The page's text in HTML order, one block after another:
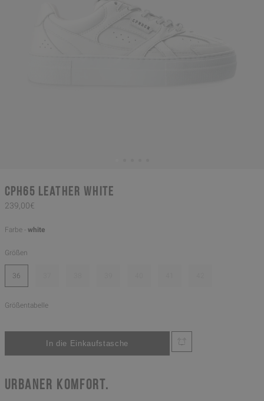
CPH65 leather white
239,00€
Farbe - white
Größen
36
Größentabelle
URBANER KOMFORT.